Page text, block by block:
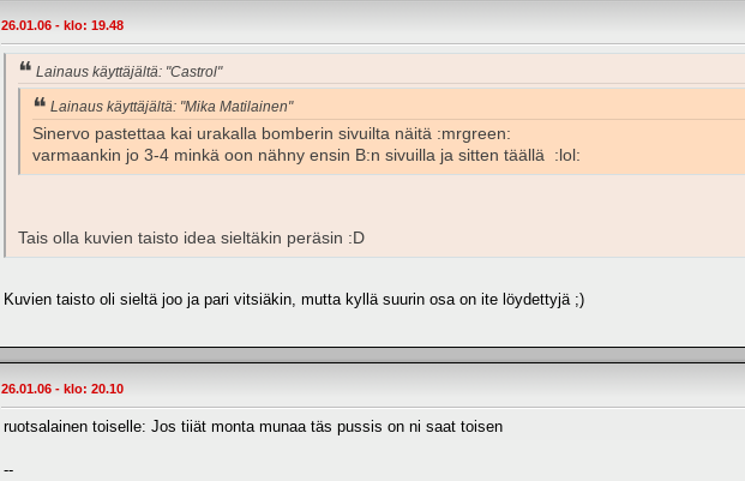
26.01.06 - klo: 19.48
Lainaus käyttäjältä: "Castrol"
Lainaus käyttäjältä: "Mika Matilainen"
Sinervo pastettaa kai urakalla bomberin sivuilta näitä :mrgreen:
varmaankin jo 3-4 minkä oon nähny ensin B:n sivuilla ja sitten täällä :lol:
Tais olla kuvien taisto idea sieltäkin peräsin :D
Kuvien taisto oli sieltä joo ja pari vitsiäkin, mutta kyllä suurin osa on ite löydettyjä ;)
26.01.06 - klo: 20.10
ruotsalainen toiselle: Jos tiiät monta munaa täs pussis on ni saat toisen
--